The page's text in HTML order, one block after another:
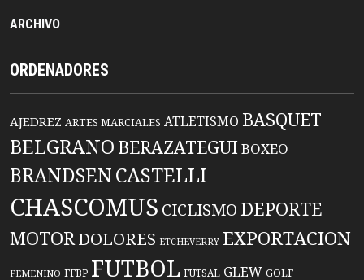
ARCHIVO
ORDENADORES
AJEDREZ ARTES MARCIALES ATLETISMO BASQUET
BELGRANO BERAZATEGUIBOXEO
BRANDSENCASTELLI
CHASCOMUS CICLISMO DEPORTE
MOTORDOLORES ETCHEVERRY EXPORTACION
FEMENINO FFBP FUTBOL FUTSAL GLEW GOLF